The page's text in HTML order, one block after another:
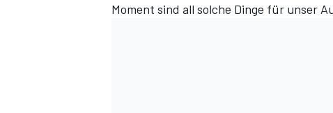
Moment sind all solche Dinge für unser